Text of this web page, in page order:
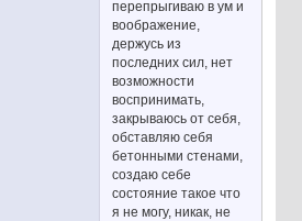
перепрыгиваю в ум и
воображение,
держусь из
последних сил, нет
возможности
воспринимать,
закрываюсь от себя,
обставляю себя
бетонными стенами,
создаю себе
состояние такое что
я не могу, никак, не